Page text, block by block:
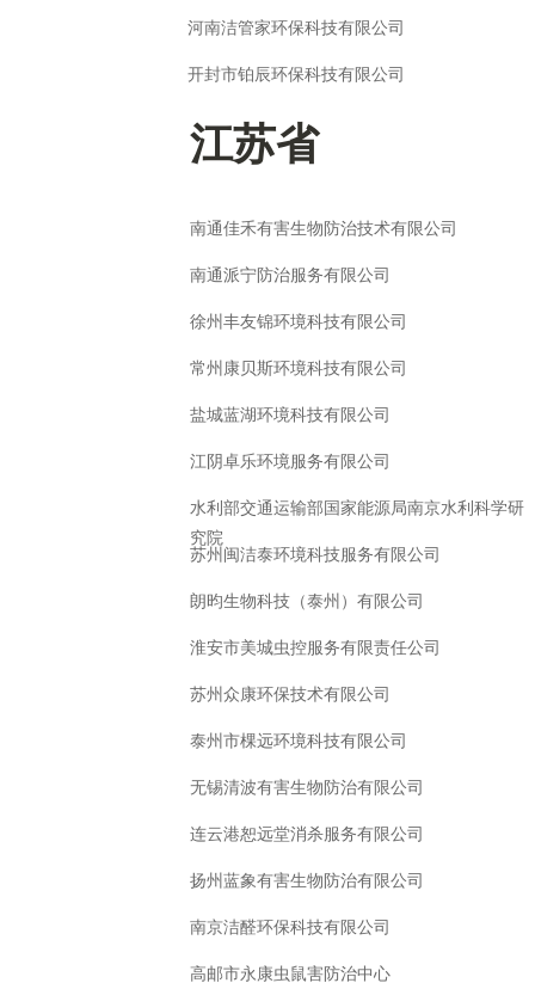
河南洁管家环保科技有限公司
开封市铂辰环保科技有限公司
江苏省
南通佳禾有害生物防治技术有限公司
南通派宁防治服务有限公司
徐州丰友锦环境科技有限公司
常州康贝斯环境科技有限公司
盐城蓝湖环境科技有限公司
江阴卓乐环境服务有限公司
水利部交通运输部国家能源局南京水利科学研
究院
苏州闽洁泰环境科技服务有限公司
朗昀生物科技（泰州）有限公司
淮安市美城虫控服务有限责任公司
苏州众康环保技术有限公司
泰州市棵远环境科技有限公司
无锡清波有害生物防治有限公司
连云港恕远堂消杀服务有限公司
扬州蓝象有害生物防治有限公司
南京洁醛环保科技有限公司
高邮市永康虫鼠害防治中心